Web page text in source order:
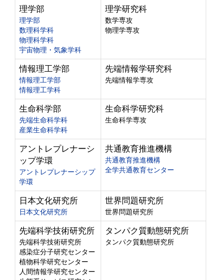
理学部
理学部
数理科学科
物理科学科
宇宙物理・気象学科
理学研究科
数学専攻
物理学専攻
情報理工学部
情報理工学部
情報理工学科
先端情報学研究科
先端情報学専攻
生命科学部
先端生命科学科
産業生命科学科
生命科学研究科
生命科学専攻
アントレプレナーシ
ップ学環
アントレプレナーシップ
学環
共通教育推進機構
共通教育推進機構
全学共通教育センター
日本文化研究所
日本文化研究所
世界問題研究所
世界問題研究所
先端科学技術研究所
先端科学技術研究所
感染症分子研究センター
植物科学研究センター
人間情報学研究センター
タンパク質動態研究所
タンパク質動態研究所